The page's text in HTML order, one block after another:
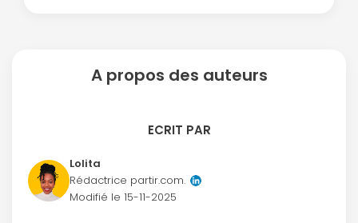
A propos des auteurs
ECRIT PAR
Lolita
Rédactrice partir.com.
Modifié le 15-11-2025